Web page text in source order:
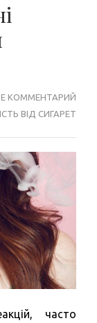
КОММЕНТАРИЙ
ВІД СИГАРЕТ
часто